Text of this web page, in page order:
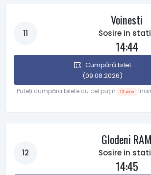
11
Voinesti
Sosire in
14:44
Cumpără bilet
(09.08.2026)
Puteți cumpăra bilete cu cel puțin 12 ore
12
Glodeni RAM
Sosire in
14:45